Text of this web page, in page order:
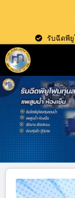
รับฉีดพียู